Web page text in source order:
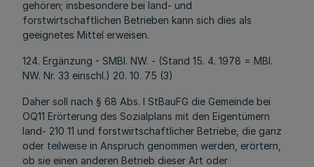
gehören; insbesondere bei land- und
forstwirtschaftlichen Betrieben kann sich dies als
geeignetes Mittel erweisen.
124. Ergänzung - SMBl. NW. - (Stand 15. 4. 1978 = MBl.
NW. Nr. 33 einschl.) 20. 10. 75 (3)
Daher soll nach § 68 Abs. l StBauFG die Gemeinde bei
OQ11 Erörterung des Sozialplans mit den Eigentümern
land- 210 11 und forstwirtschaftlicher Betriebe, die ganz
oder teilweise in Anspruch genommen werden, erörtern,
ob sie einen anderen Betrieb dieser Art oder